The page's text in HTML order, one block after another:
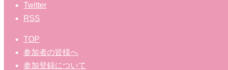
Twitter
RSS
TOP
参加者の皆様へ
参加登録について